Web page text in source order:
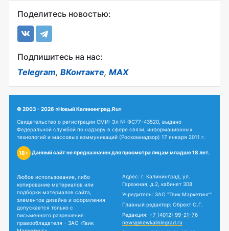
Поделитесь новостью:
Подпишитесь на нас:
Telegram, ВКонтакте, MAX
© 2003 - 2026 «Новый Калининград.Ru»
Свидетельство о регистрации СМИ: Эл № ФС77-43520, выдано
Федеральной службой по надзору в сфере связи, информационных
технологий и массовых коммуникаций (Роскомнадзор) 17 января 2011 г.
18+ Данный сайт не предназначен для просмотра лицам младше 18 лет.
Любое использование, либо
копирование материалов или
подборки материалов сайта,
элементов дизайна и оформления
допускается только с
письменного разрешения
правообладателя - ЗАО «Твик
Адрес: г. Калининград, ул.
Гаражная, д.2, кабинет 308
Учредитель: ЗАО "Твик Маркетинг"
Главный редактор: Обрехт О.Г.
Редакция: +7 (4012) 99-21-76
news@newkaliningrad.ru